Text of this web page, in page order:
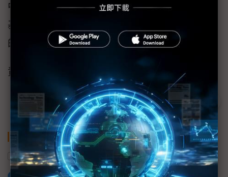
中央和地方政府的持續支援，包括相關許可、
基礎設施建設等，將是維持南韓半導體競爭力
的基礎。
責任編輯：游允彤
三星電子 南韓 半導體產業 發電廠